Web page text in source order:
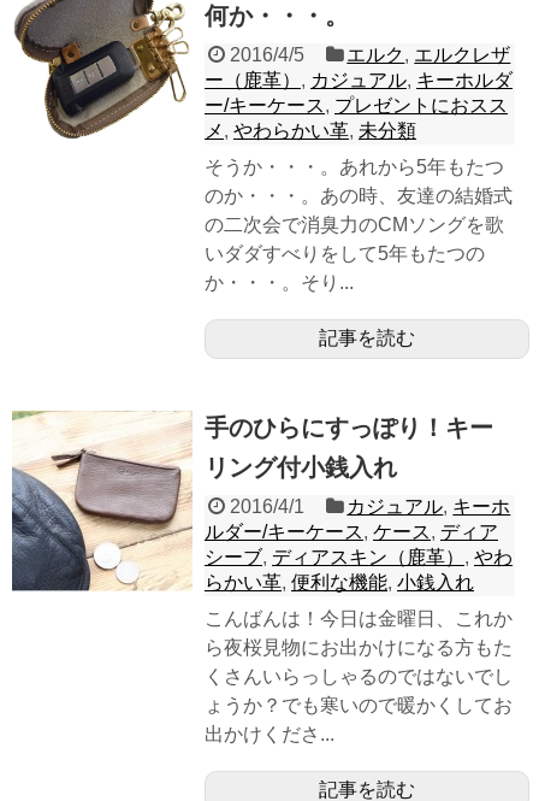
何か・・・。
2016/4/5 エルク, エルクレザ
ー（鹿革） , カジュアル, キーホルダ
ー/キーケース, プレゼントにおスス
メ , やわらかい革, 未分類
そうか・・・。あれから5年もたつ
のか・・・。あの時、友達の結婚式
の二次会で消臭力のCMソングを歌
いダダすべりをして5年もたつの
か・・・。そり...
記事を読む
手のひらにすっぽり！キー
リング付小銭入れ
2016/4/1 カジュアル, キーホ
ルダー/キーケース, ケース, ディア
シーブ, ディアスキン（鹿革） , やわ
らかい革, 便利な機能, 小銭入れ
こんばんは！今日は金曜日、これか
ら夜桜見物にお出かけになる方もた
くさんいらっしゃるのではないでし
ょうか？でも寒いので暖かくしてお
出かけくださ...
記事を読む